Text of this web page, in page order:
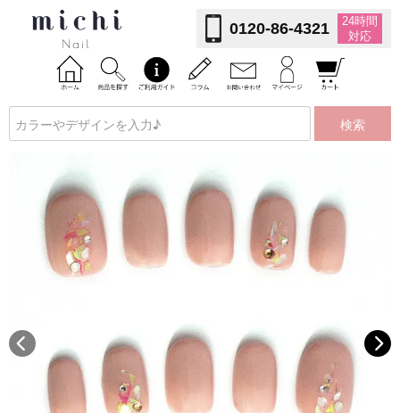
0120-86-4321
24時間
対応
検索